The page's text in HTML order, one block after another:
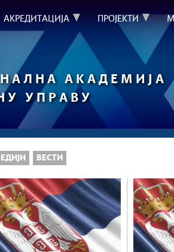
АКРЕДИТАЦИЈА ПРОЈЕКТИ
АКАДЕМИЈА
УПРАВУ
ВЕСТИ